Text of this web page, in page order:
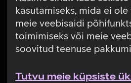
kasutamiseks, mida ei
meie veebisaidi
toimimiseks või meie
soovitud teenuse
Tutvu meie küpsiste
Tehniline